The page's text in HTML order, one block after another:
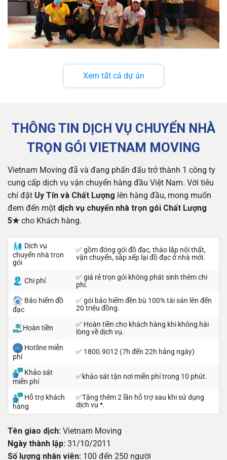
Xem tất cả dự án
THÔNG TIN DỊCH VỤ CHUYỂN NHÀ
TRỌN GÓI VIETNAM MOVING
Vietnam Moving đã và đang phấn đấu trở thành 1 công ty
cung cấp dịch vụ vận chuyển hàng đầu Việt Nam. Với tiêu
chí đặt Uy Tín và Chất Lượng lên hàng đầu, mong muốn
đem đến một dịch vụ chuyển nhà trọn gói Chất Lượng
5★cho Khách hàng.
Dịch vụ
chuyển nhà trọn
gói
✅gồm đóng gói đồ đạc, tháo lắp nội thất,
vận chuyển, sắp xếp lại đồ đạc ở nhà mới.
Chi phí
✅ giá rẻ trọn gói không phát sinh thêm chi
phí.
Bảo hiểm đồ
đạc
✅ gói bảo hiểm đền bù 100% tài sản lên đến
20 triệu đồng.
Hoàn tiền
✅ Hoàn tiền cho khách hàng khi không hài
lòng về dịch vụ.
Hotline miễn
phí
✅ 1800.9012 (7h đến 22h hằng ngày)
Khảo sát
miễn phí
✅khảo sát tận nơi miễn phí trong 10 phút.
Hỗ trợ khách
hàng
✅Tặng thêm 2 lần hỗ trợ sau khi sử dụng
dịch vụ *.
Tên giao dịch: Vietnam Moving
Ngày thành lập: 31/10/2011
Số lượng nhân viên: 100 đến 250 người